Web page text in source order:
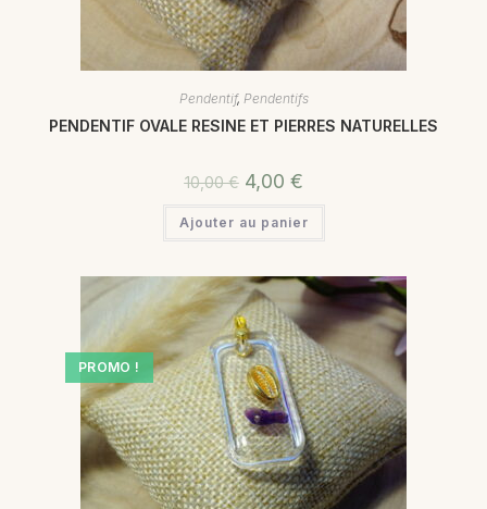
Pendentif, Pendentifs
PENDENTIF OVALE RESINE ET PIERRES NATURELLES
10,00€ 4,00 €
Ajouter au panier
PROMO !